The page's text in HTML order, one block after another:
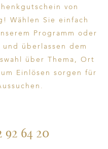
von
Wählen Sie einfach
Programm oder
überlassen dem
über Thema, Ort
Einlösen sorgen für
92 64 20